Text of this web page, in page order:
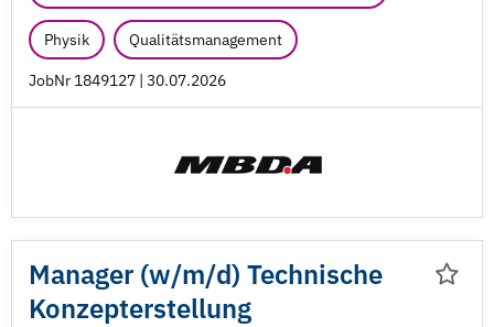
Physik Qualitätsmanagement
JobNr 1849127 | 30.07.2026
Manager (w/m/d) Technische
Konzepterstellung